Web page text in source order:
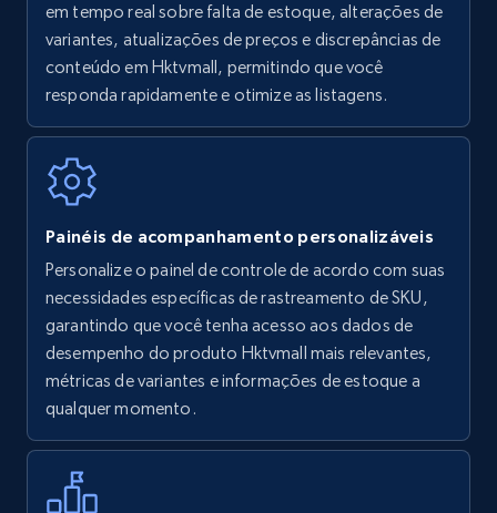
Amazon Reviews
URL, Product name, Product rating, Product
rating object, Product rating max, Rating,
7.4K+
Walmart - products
URL, Final price, Sku, Currency, Gtin,
Specifications, Image urls, Top reviews, and
more.
em tempo real sobre falta de estoque, alterações de
variantes, atualizações de preços e discrepâncias de
conteúdo em Hktvmall, permitindo que você
responda rapidamente e otimize as listagens.
Painéis de acompanhamento personalizáveis
Personalize o painel de controle de acordo com suas
necessidades específicas de rastreamento de SKU,
garantindo que você tenha acesso aos dados de
desempenho do produto Hktvmall mais relevantes,
métricas de variantes e informações de estoque a
qualquer momento.